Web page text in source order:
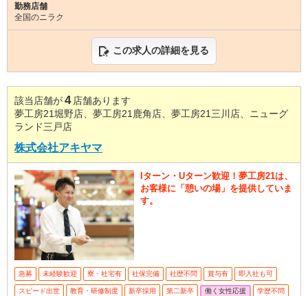
勤務店舗
全国のニラク
この求人の詳細を見る
該当店舗が4 店舗あります
夢工房21堀野店、夢工房21鹿角店、夢工房21三川店、ニューグ
ランド三戸店
株式会社アキヤマ
Iターン・Uターン歓迎！夢工房21は、
お客様に「憩いの場」を提供していま
す。
急募 未経験歓迎 寮・社宅有 社保完備 社歴不問 賞与有 即入社も可
スピード出世 教育・研修制度 新卒採用 第二新卒 働く女性応援 学歴不問